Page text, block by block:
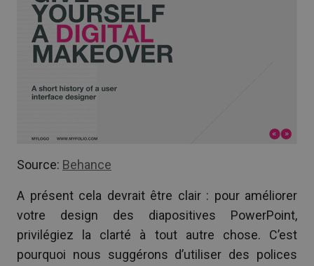
Source: Behance
A présent cela devrait être clair : pour améliorer
votre design des diapositives PowerPoint,
privilégiez la clarté à tout autre chose. C’est
pourquoi nous suggérons d’utiliser des polices